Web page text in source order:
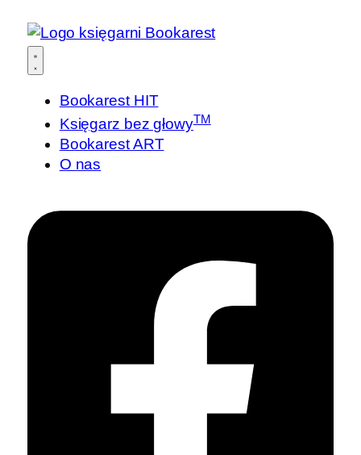
Bookarest HIT
Księgarz bez głowyTM
Bookarest ART
O nas